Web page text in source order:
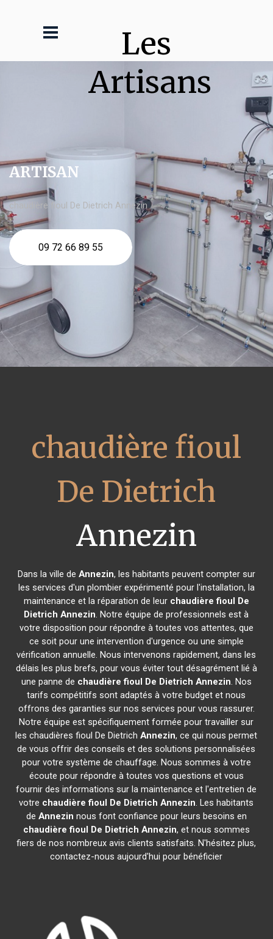
Les
Artisans
ARTISAN
chaudière fioul De Dietrich Annezin
09 72 66 89 55
chaudière fioul
De Dietrich
Annezin
Dans la ville de Annezin, les habitants peuvent compter sur
les services d'un plombier expérimenté pour l'installation, la
maintenance et la réparation de leur chaudière fioul De
Dietrich Annezin. Notre équipe de professionnels est à
votre disposition pour répondre à toutes vos attentes, que
ce soit pour une intervention d'urgence ou une simple
vérification annuelle. Nous intervenons rapidement, dans les
délais les plus brefs, pour vous éviter tout désagrément lié à
une panne de chaudière fioul De Dietrich Annezin. Nos
tarifs compétitifs sont adaptés à votre budget et nous
offrons des garanties sur nos services pour vous rassurer.
Notre équipe est spécifiquement formée pour travailler sur
les chaudières fioul De DietrichAnnezin, ce qui nous permet
de vous offrir des conseils et des solutions personnalisées
pour votre système de chauffage. Nous sommes à votre
écoute pour répondre à toutes vos questions et vous
fournir des informations sur la maintenance et l'entretien de
votre chaudière fioul De Dietrich Annezin. Les habitants
de Annezin nous font confiance pour leurs besoins en
chaudière fioul De Dietrich Annezin, et nous sommes
fiers de nos nombreux avis clients satisfaits. N'hésitez plus,
contactez-nous aujourd'hui pour bénéficier